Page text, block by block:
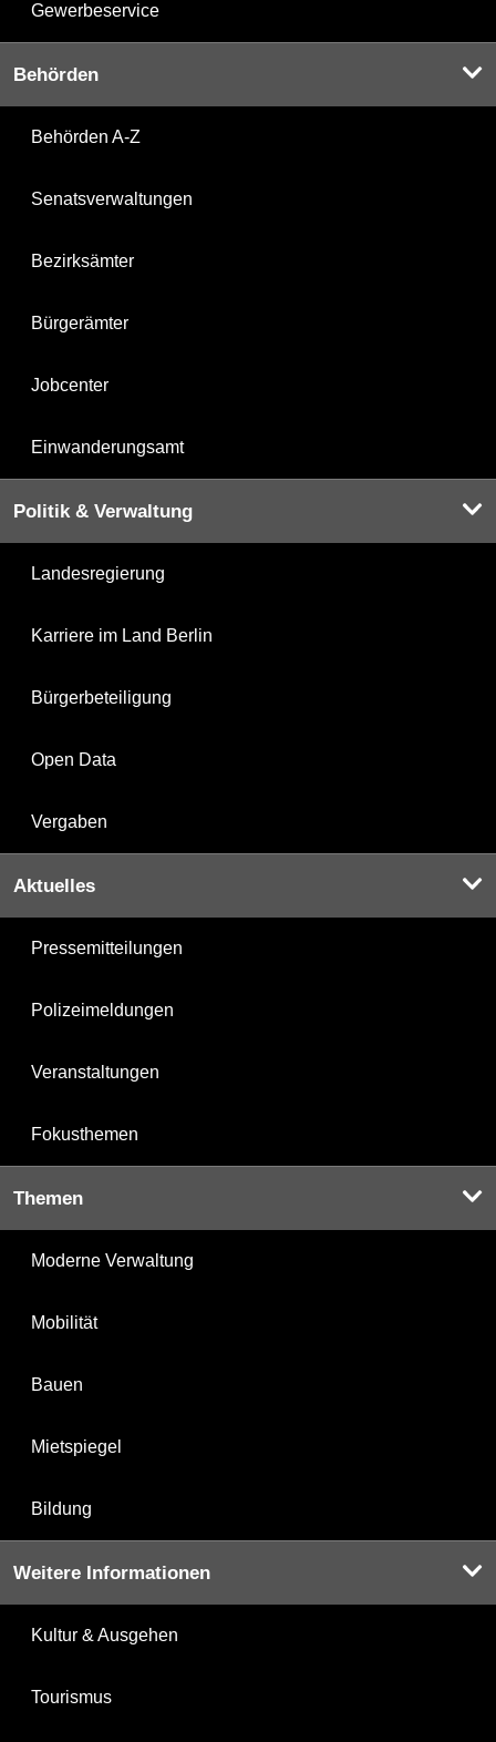
Gewerbeservice
Behörden
Behörden A-Z
Senatsverwaltungen
Bezirksämter
Bürgerämter
Jobcenter
Einwanderungsamt
Politik & Verwaltung
Landesregierung
Karriere im Land Berlin
Bürgerbeteiligung
Open Data
Vergaben
Aktuelles
Pressemitteilungen
Polizeimeldungen
Veranstaltungen
Fokusthemen
Themen
Moderne Verwaltung
Mobilität
Bauen
Mietspiegel
Bildung
Weitere Informationen
Kultur & Ausgehen
Tourismus